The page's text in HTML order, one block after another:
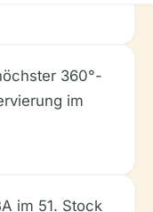
360°-
im
im 51. Stock